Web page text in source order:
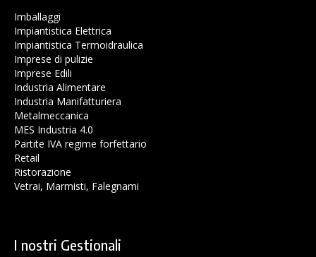
Imballaggi
Impiantistica Elettrica
Impiantistica Termoidraulica
Imprese di pulizie
Imprese Edili
Industria Alimentare
Industria Manifatturiera
Metalmeccanica
MES Industria 4.0
Partite IVA regime forfettario
Retail
Ristorazione
Vetrai, Marmisti, Falegnami
I nostri Gestionali